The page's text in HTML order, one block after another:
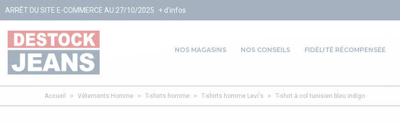
AU 27/10/2025 + d'infos
NOS MAGASINS NOS CONSEILS FIDÉLITÉ RÉCOMPENSÉE
Accueil > Vêtements Homme > T-shirts homme > T-shirts homme Levi's > T-shirt à col tunisien bleu indigo